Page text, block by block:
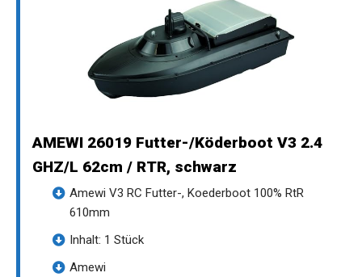
AMEWI 26019 Futter-/Köderboot V3 2.4
GHZ/L 62cm / RTR, schwarz
Amewi V3 RC Futter-, Koederboot 100% RtR
610mm
Inhalt: 1 Stück
Amewi